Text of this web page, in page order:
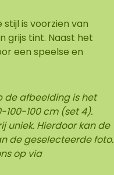
is voorzien van
grijs tint. Naast het
een speelse en
de afbeelding is het
100 cm (set 4).
uniek. Hierdoor kan de
de geselecteerde foto.
op via